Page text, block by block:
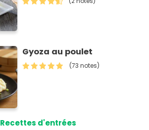
Gyoza au poulet
(73 notes)
Recettes d'entrées